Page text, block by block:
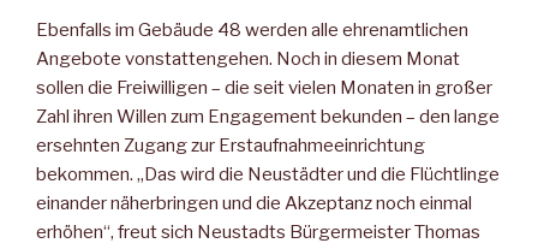
Ebenfalls im Gebäude 48 werden alle ehrenamtlichen
Angebote vonstattengehen. Noch in diesem Monat
sollen die Freiwilligen – die seit vielen Monaten in großer
Zahl ihren Willen zum Engagement bekunden – den lange
ersehnten Zugang zur Erstaufnahmeeinrichtung
bekommen. „Das wird die Neustädter und die Flüchtlinge
einander näherbringen und die Akzeptanz noch einmal
erhöhen“, freut sich Neustadts Bürgermeister Thomas